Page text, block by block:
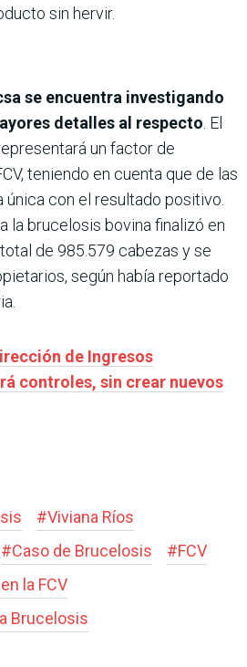
sin hervir.
se encuentra investigando
detalles al respecto . El
un factor de
teniendo en cuenta que de las
única con el resultado positivo.
la brucelosis bovina finalizó en
de 985.579 cabezas y se
según había reportado
de Ingresos
controles, sin crear nuevos
#Viviana Ríos
#Caso de Brucelosis #FCV
la FCV
Brucelosis